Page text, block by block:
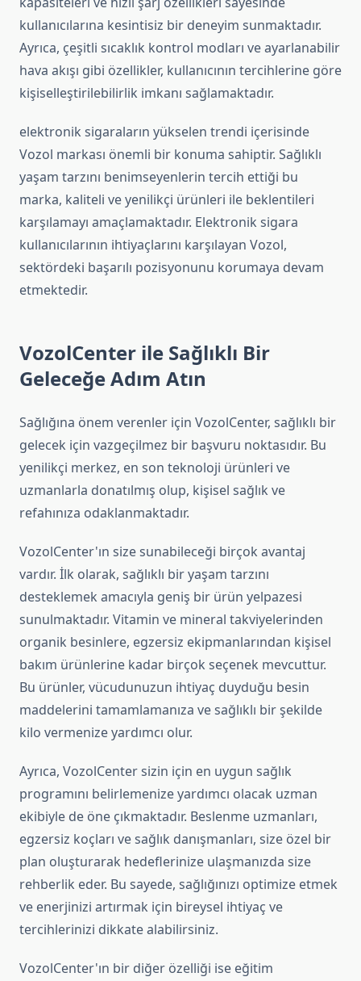
kullanıcılarına kesintisiz bir deneyim sunmaktadır.
Ayrıca, çeşitli sıcaklık kontrol modları ve ayarlanabilir
hava akışı gibi özellikler, kullanıcının tercihlerine göre
kişiselleştirilebilirlik imkanı sağlamaktadır.
elektronik sigaraların yükselen trendi içerisinde
Vozol markası önemli bir konuma sahiptir. Sağlıklı
yaşam tarzını benimseyenlerin tercih ettiği bu
marka, kaliteli ve yenilikçi ürünleri ile beklentileri
karşılamayı amaçlamaktadır. Elektronik sigara
kullanıcılarının ihtiyaçlarını karşılayan Vozol,
sektördeki başarılı pozisyonunu korumaya devam
etmektedir.
VozolCenter ile Sağlıklı Bir
Geleceğe Adım Atın
Sağlığına önem verenler için VozolCenter, sağlıklı bir
gelecek için vazgeçilmez bir başvuru noktasıdır. Bu
yenilikçi merkez, en son teknoloji ürünleri ve
uzmanlarla donatılmış olup, kişisel sağlık ve
refahınıza odaklanmaktadır.
VozolCenter'ın size sunabileceği birçok avantaj
vardır. İlk olarak, sağlıklı bir yaşam tarzını
desteklemek amacıyla geniş bir ürün yelpazesi
sunulmaktadır. Vitamin ve mineral takviyelerinden
organik besinlere, egzersiz ekipmanlarından kişisel
bakım ürünlerine kadar birçok seçenek mevcuttur.
Bu ürünler, vücudunuzun ihtiyaç duyduğu besin
maddelerini tamamlamanıza ve sağlıklı bir şekilde
kilo vermenize yardımcı olur.
Ayrıca, VozolCenter sizin için en uygun sağlık
programını belirlemenize yardımcı olacak uzman
ekibiyle de öne çıkmaktadır. Beslenme uzmanları,
egzersiz koçları ve sağlık danışmanları, size özel bir
plan oluşturarak hedeflerinize ulaşmanızda size
rehberlik eder. Bu sayede, sağlığınızı optimize etmek
ve enerjinizi artırmak için bireysel ihtiyaç ve
tercihlerinizi dikkate alabilirsiniz.
VozolCenter'ın bir diğer özelliği ise eğitim